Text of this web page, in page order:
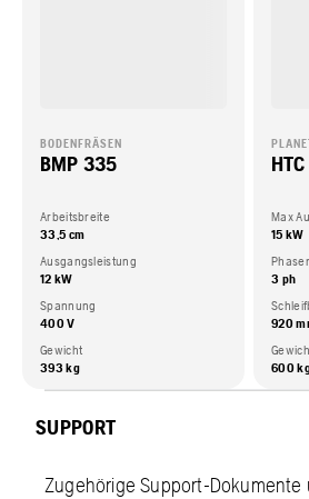
BODENFRÄSEN
BMP 335
Arbeitsbreite
33,5 cm
Ausgangsleistung
12 kW
Spannung
400 V
Gewicht
393 kg
15 kW
3 ph
920
600
SUPPORT
Zugehörige Support-Dokumente